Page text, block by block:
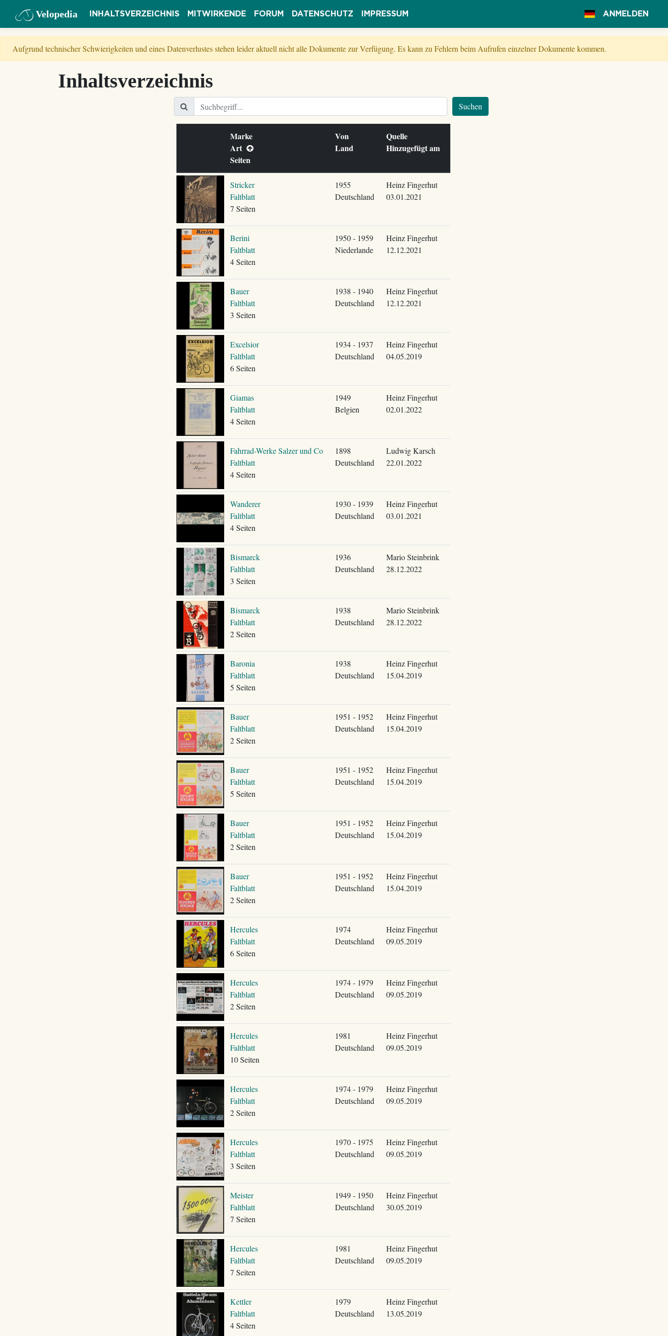
Velopedia INHALTSVERZEICHNIS MITWIRKENDE FORUM DATENSCHUTZ IMPRESSUM ANMELDEN
Aufgrund technischer Schwierigkeiten und eines Datenverlustes stehen leider aktuell nicht alle Dokumente zur Verfügung. Es kann zu Fehlern beim Aufrufen einzelner Dokumente kommen.
Inhaltsverzeichnis
Suchen
Marke
Art
Seiten
Von
Land
Quelle
Hinzugefügt am
Stricker
Faltblatt
7 Seiten
1955
Deutschland
Heinz Fingerhut
03.01.2021
Berini
Faltblatt
4 Seiten
1950 - 1959
Niederlande
Heinz Fingerhut
12.12.2021
Bauer
Faltblatt
3 Seiten
1938 - 1940
Deutschland
Heinz Fingerhut
12.12.2021
Excelsior
Faltblatt
6 Seiten
1934 - 1937
Deutschland
Heinz Fingerhut
04.05.2019
Giamas
Faltblatt
4 Seiten
1949
Belgien
Heinz Fingerhut
02.01.2022
Fahrrad-Werke Salzer und Co
Faltblatt
4 Seiten
1898
Deutschland
Ludwig Karsch
22.01.2022
Wanderer
Faltblatt
4 Seiten
1930 - 1939
Deutschland
Heinz Fingerhut
03.01.2021
Bismarck
Faltblatt
3 Seiten
1936
Deutschland
Mario Steinbrink
28.12.2022
Bismarck
Faltblatt
2 Seiten
1938
Deutschland
Mario Steinbrink
28.12.2022
Baronia
Faltblatt
5 Seiten
1938
Deutschland
Heinz Fingerhut
15.04.2019
Bauer
Faltblatt
2 Seiten
1951 - 1952
Deutschland
Heinz Fingerhut
15.04.2019
Bauer
Faltblatt
5 Seiten
1951 - 1952
Deutschland
Heinz Fingerhut
15.04.2019
Bauer
Faltblatt
2 Seiten
1951 - 1952
Deutschland
Heinz Fingerhut
15.04.2019
Bauer
Faltblatt
2 Seiten
1951 - 1952
Deutschland
Heinz Fingerhut
15.04.2019
Hercules
Faltblatt
6 Seiten
1974
Deutschland
Heinz Fingerhut
09.05.2019
Hercules
Faltblatt
2 Seiten
1974 - 1979
Deutschland
Heinz Fingerhut
09.05.2019
Hercules
Faltblatt
10 Seiten
1981
Deutschland
Heinz Fingerhut
09.05.2019
Hercules
Faltblatt
2 Seiten
1974 - 1979
Deutschland
Heinz Fingerhut
09.05.2019
Hercules
Faltblatt
3 Seiten
1970 - 1975
Deutschland
Heinz Fingerhut
09.05.2019
Meister
Faltblatt
7 Seiten
1949 - 1950
Deutschland
Heinz Fingerhut
30.05.2019
Hercules
Faltblatt
7 Seiten
1981
Deutschland
Heinz Fingerhut
09.05.2019
Kettler
Faltblatt
4 Seiten
1979
Deutschland
Heinz Fingerhut
13.05.2019